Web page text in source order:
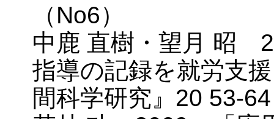
（No6）
中鹿 直樹・望月 昭
指導の記録を就労支
間科学研究』20 53-